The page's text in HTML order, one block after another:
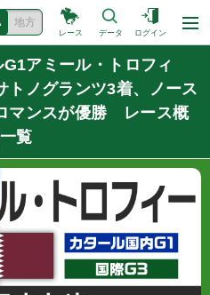
地方
レース データ ログイン
G1アミール・トロフィ
ノグランツ3着、ノース
マンスが優勝 レース概
覧